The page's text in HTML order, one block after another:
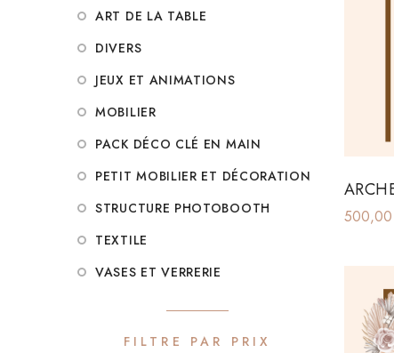
500,00
ART DE LA TABLE
DIVERS
JEUX ET ANIMATIONS
MOBILIER
PACK DÉCO CLÉ EN MAIN
PETIT MOBILIER ET DÉCORATION
STRUCTURE PHOTOBOOTH
TEXTILE
VASES ET VERRERIE
FILTRE PAR PRIX